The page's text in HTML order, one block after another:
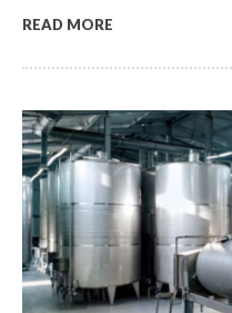
READ MORE